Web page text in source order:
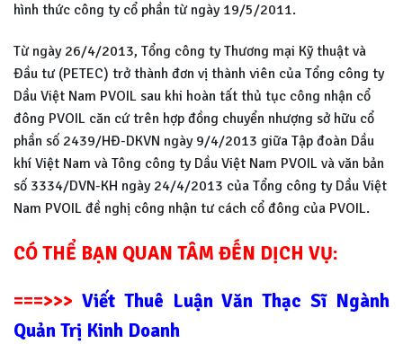
hình thức công ty cổ phần từ ngày 19/5/2011.
Từ ngày 26/4/2013, Tổng công ty Thương mại Kỹ thuật và
Đầu tư (PETEC) trở thành đơn vị thành viên của Tổng công ty
Dầu Việt Nam PVOIL sau khi hoàn tất thủ tục công nhận cổ
đông PVOIL căn cứ trên hợp đồng chuyển nhượng sở hữu cổ
phần số 2439/HĐ-DKVN ngày 9/4/2013 giữa Tập đoàn Dầu
khí Việt Nam và Tông công ty Dầu Việt Nam PVOIL và văn bản
số 3334/DVN-KH ngày 24/4/2013 của Tổng công ty Dầu Việt
Nam PVOIL đề nghị công nhận tư cách cổ đông của PVOIL.
CÓ THỂ BẠN QUAN TÂM ĐẾN DỊCH VỤ:
===>>> Viết Thuê Luận Văn Thạc Sĩ Ngành
Quản Trị Kinh Doanh